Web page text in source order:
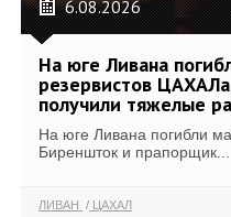
6.08.2026
На юге Ливана
резервистов
получили тяжелые
На юге Ливана погибли
Биреншток и прапорщик...
ЛИВАН ЦАХАЛ